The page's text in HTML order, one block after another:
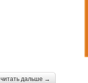
читать дальше →